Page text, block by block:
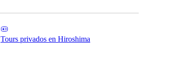
Tours privados en Hiroshima